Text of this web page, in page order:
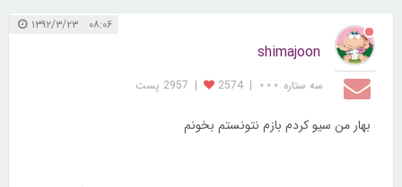
۰۸:۰۶ ۱۳۹۲/۳/۲۳
shimajoon
سه ستاره ⋆⋆⋆ |
2574
| 2957 پست
بهار من سيو كردم بازم نتونستم بخونم